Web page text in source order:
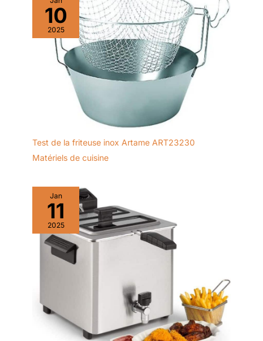
produits SuperHandy
immédiatement après réception
que tous les accessoires sont
complets.
essuyer avec un chiffon doux
après le nettoyage.
kit à saucisses, 1 kit Kubbe, 1 tête de hachoir à viande, 1
plateau de hachoir à viande et 1 tête de coupe-légumes
10
2025
Test de la friteuse inox Artame ART23230
Matériels de cuisine
Jan
11
2025